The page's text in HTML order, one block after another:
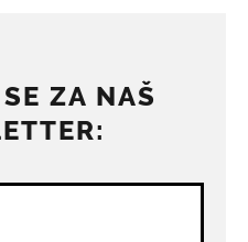
ZA NAŠ